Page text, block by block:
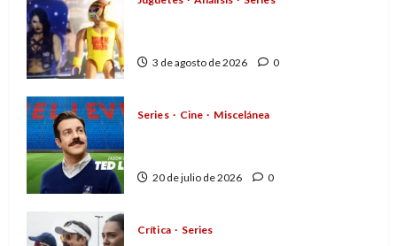
3 de agosto de 2026 0
Series Cine Miscelánea
20 de julio de 2026 0
Crítica Series